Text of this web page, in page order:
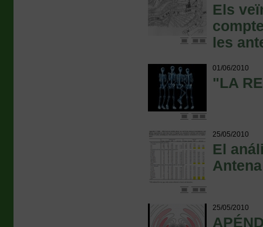
Els
les
01/06/2010
"LA
25/05/2010
El
25/05/2010